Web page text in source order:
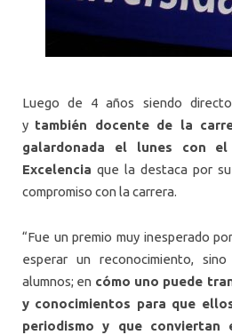
Luego de 4 años siendo
y también docente de la
galardonada el lunes con
Excelencia que la destaca por
compromiso con la carrera.
“Fue un premio muy inesperado
esperar un reconocimiento,
alumnos; en cómo uno puede
y conocimientos para que
periodismo y que conviertan